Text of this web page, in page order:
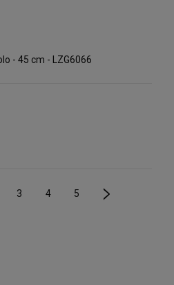
- 45 cm - LZG6066
3 4 5